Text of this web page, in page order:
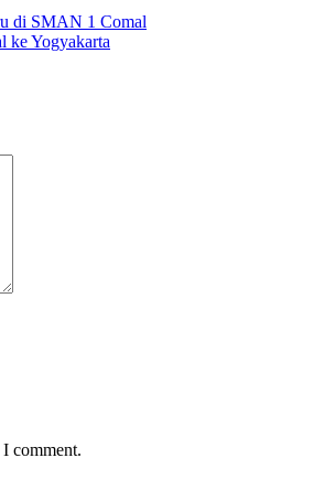
di SMAN 1 Comal
ke Yogyakarta​
comment.